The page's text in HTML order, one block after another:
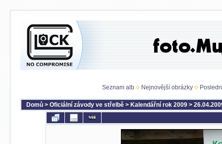
Seznam alb Nejnovější obrázky
Domů > Oficiální závody ve střelbě > Kalendářní rok 2009 >